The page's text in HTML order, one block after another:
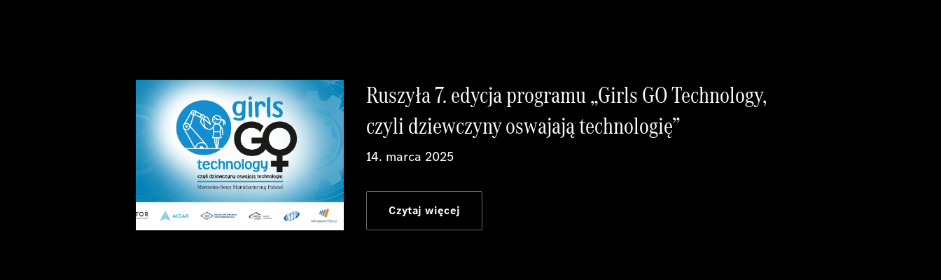
Ruszyła 7. edycja programu „Girls GO Technology,
czyli dziewczyny oswajają technologię”
14. marca 2025
Czytaj więcej